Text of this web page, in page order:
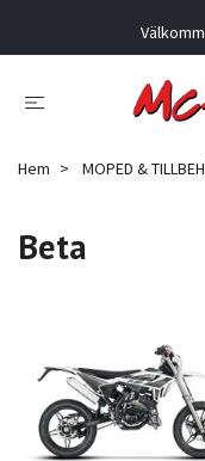
Hem MOPED &
Beta